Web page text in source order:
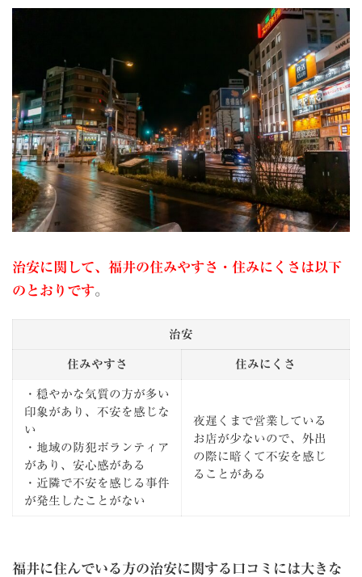
治安に関して、福井の住みやすさ・住みにくさは以下
のとおりです。
治安
住みやすさ 住みにくさ
・穏やかな気質の方が多い
印象があり、不安を感じな
い
・地域の防犯ボランティア
があり、安心感がある
・近隣で不安を感じる事件
が発生したことがない
夜遅くまで営業している
お店が少ないので、外出
の際に暗くて不安を感じ
ることがある
福井に住んでいる方の治安に関する口コミには大きな